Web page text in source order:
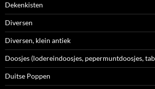
Dekenkisten
Diversen
Diversen, klein antiek
Doosjes (lodereindoosjes, pepermuntdoosjes,
Duitse Poppen